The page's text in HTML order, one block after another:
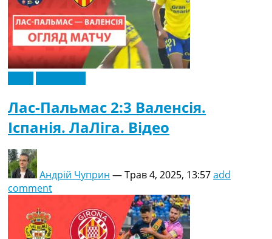
Лас-Пальмас 2:3 Валенсія.
Іспанія. ЛаЛіга. Відео
Андрій Чуприн —Трав 4, 2025, 13:57add
comment